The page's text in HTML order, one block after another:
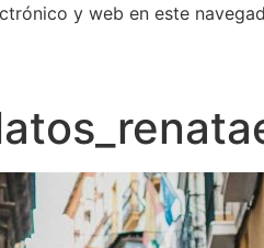
y web en este